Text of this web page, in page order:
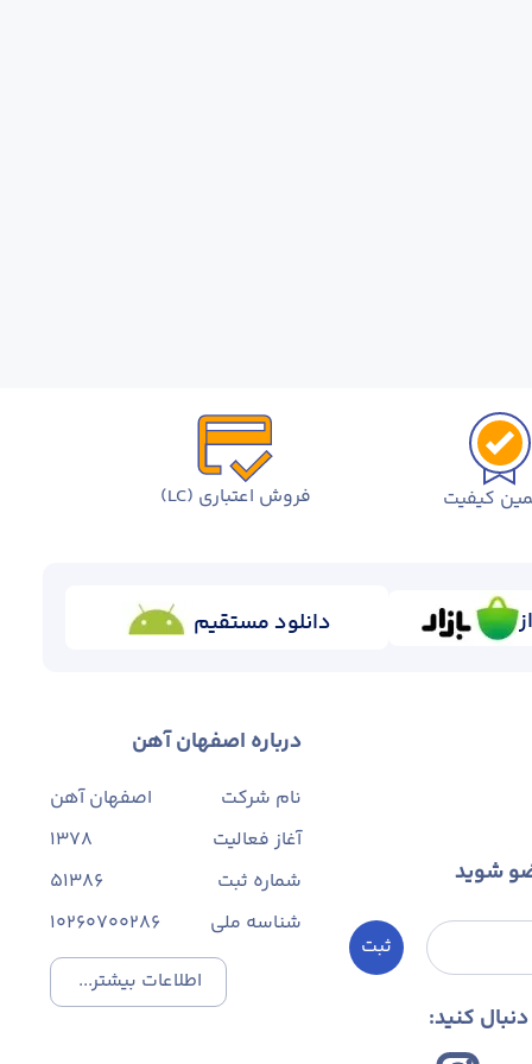
کیفیت فروش اعتباری (LC)
دانلود مستقیم
شوید
ثبت
کنید:
درباره اصفهان آهن
نام شرکت
اصفهان آهن
آغاز فعالیت
1378
شماره ثبت
۵۱۳۸۶
شناسه ملی
10260700286
اطلاعات بیشتر...